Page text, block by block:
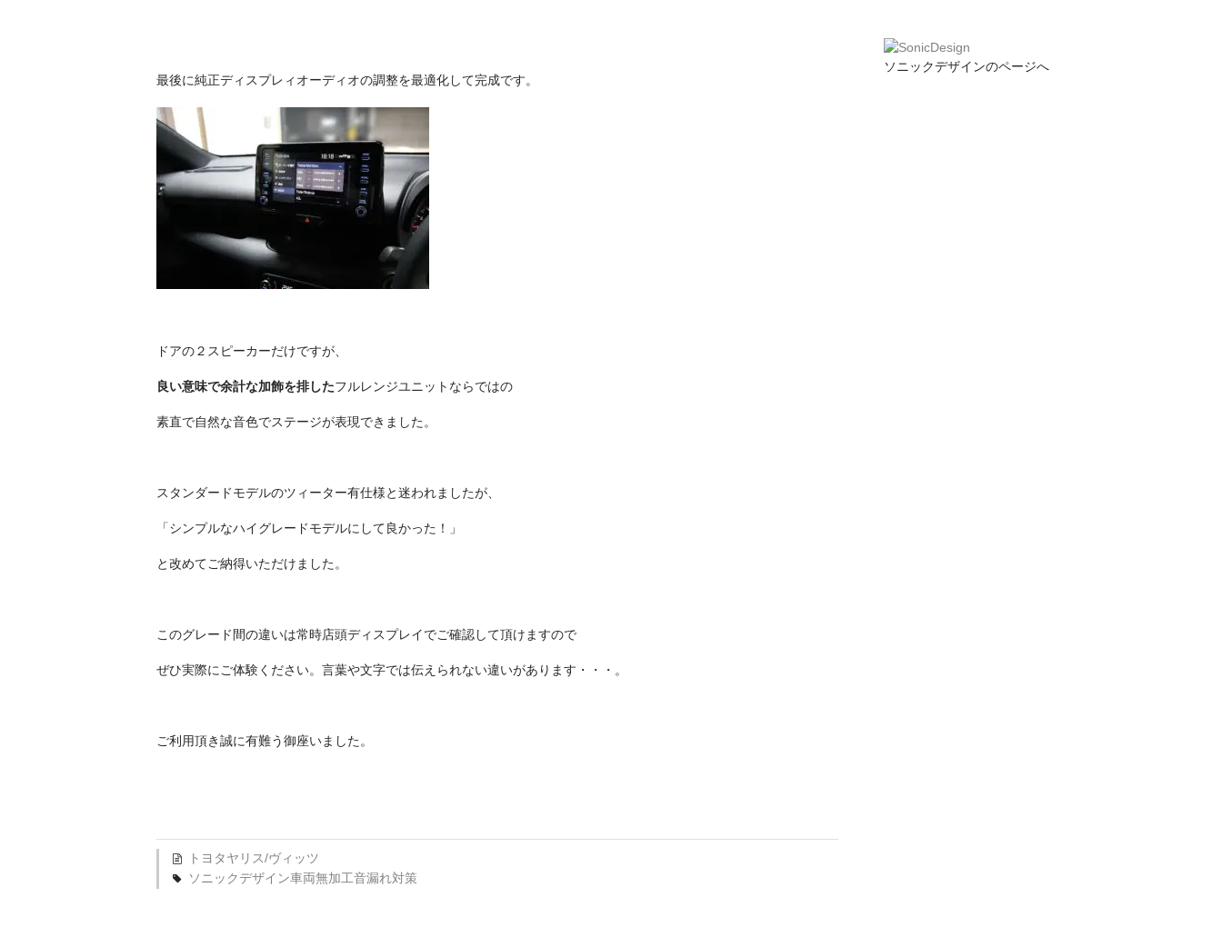
最後に純正ディスプレィオーディオの調整を最適化して完成です。
ドアの２スピーカーだけですが、
良い意味で余計な加飾を排したフルレンジユニットならではの
素直で自然な音色でステージが表現できました。
スタンダードモデルのツィーター有仕様と迷われましたが、
「シンプルなハイグレードモデルにして良かった！」
と改めてご納得いただけました。
このグレード間の違いは常時店頭ディスプレイでご確認して頂けますので
ぜひ実際にご体験ください。言葉や文字では伝えられない違いがあります・・・。
ご利用頂き誠に有難う御座いました。
トヨタヤリス/ヴィッツ
ソニックデザイン車両無加工音漏れ対策
ソニックデザインのページへ